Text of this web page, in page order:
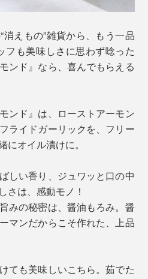
えもの”雑貨から、もう一品
フも美味しさに思わず唸った
ンド』なら、喜んでもらえる
ンド』は、ローストアーモン
ライドガーリックを、フリー
にオイル漬けに。
しい香り、ジュワッと口の中
は、感動モノ！
みの秘密は、醤油もろみ。醤
マンだからこそ作れた、上品
ても美味しいこちら。茹でた